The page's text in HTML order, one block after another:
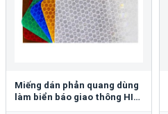
Miếng dán phản quang dùng
làm biển báo giao thông HIP